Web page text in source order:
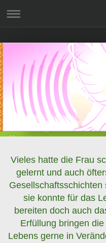
Vieles hatte die Frau
gelernt und auch
sie konnte für das
bereiten doch auch
Erfüllung bringen
Lebens gerne in